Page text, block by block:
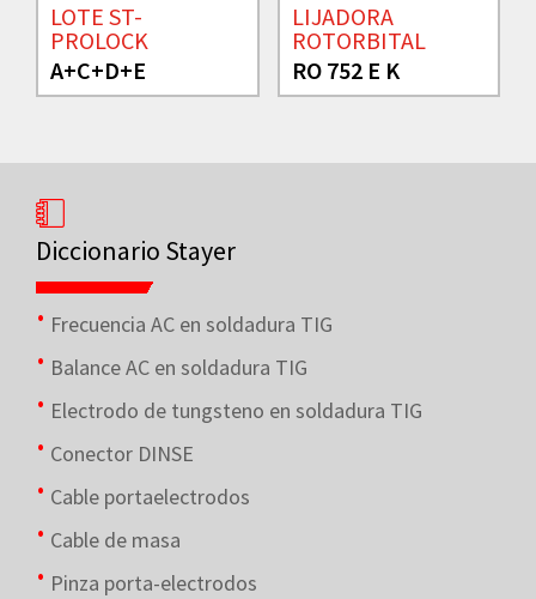
LOTE ST-
PROLOCK
A+C+D+E
LIJADORA
ROTORBITAL
RO 752 E K
Diccionario Stayer
Frecuencia AC en soldadura TIG
Balance AC en soldadura TIG
Electrodo de tungsteno en soldadura TIG
Conector DINSE
Cable portaelectrodos
Cable de masa
Pinza porta-electrodos